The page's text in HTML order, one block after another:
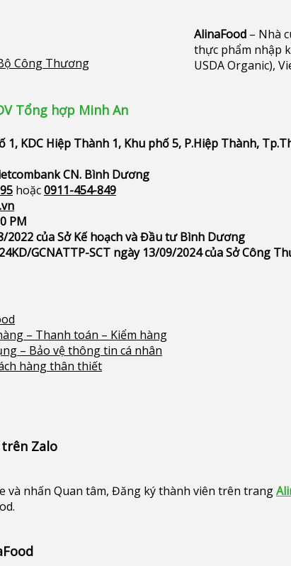
AlinaFood– Nhà
thực phẩm nhập
USDA Organic),
Tổng hợp Minh An
1, KDC Hiệp Thành 1, Khu phố 5, P.Hiệp Thành,
CN. Bình Dương
hoặc0911-454-849
PM
2022 của Sở Kế hoạch và Đầu tư Bình Dương
GCNATTP-SCT ngày 13/09/2024 của Sở Công
– Thanh toán – Kiểm hàng
– Bảo vệ thông tin cá nhân
hàng thân thiết
Zalo
và nhấn Quan tâm, Đăng ký thành viên trên trang
.